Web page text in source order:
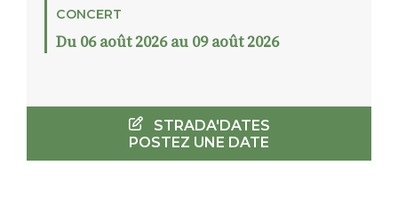
CONCERT
Du 06 août 2026 au 09 août 2026
STRADA'DATES
POSTEZ UNE DATE